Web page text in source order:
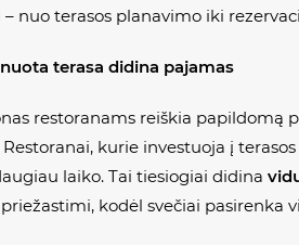
nuo terasos planavimo iki
terasa didina pajamas
restoranams reiškia papildomą
Restoranai, kurie investuoja į
laiko. Tai tiesiogiai didina
kodėl svečiai pasirenka